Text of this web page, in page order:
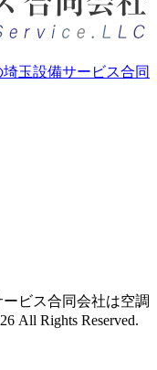
玉設備サービス合同
ビス合同会社は空調
All Rights Reserved.